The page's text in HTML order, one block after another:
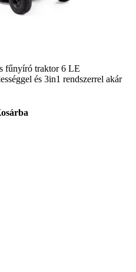
fűnyíró traktor 6 LE
és 3in1 rendszerrel akár